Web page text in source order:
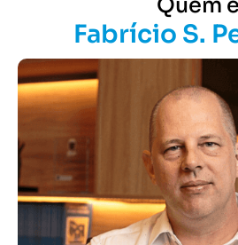
Quem é
Fabrício S.